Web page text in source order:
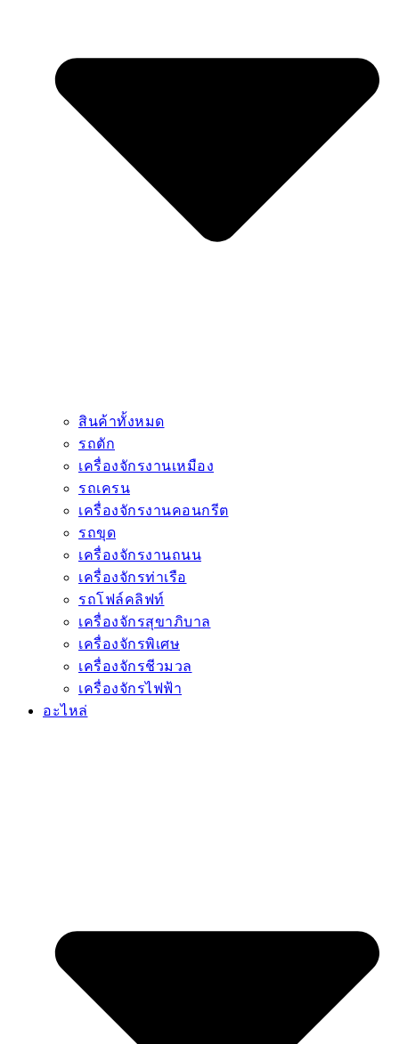
สินค้าทั้งหมด
รถตัก
เครื่องจักรงานเหมือง
รถเครน
เครื่องจักรงานคอนกรีต
รถขุด
เครื่องจักรงานถนน
เครื่องจักรท่าเรือ
รถโฟล์คลิฟท์
เครื่องจักรสุขาภิบาล
เครื่องจักรพิเศษ
เครื่องจักรชีวมวล
เครื่องจักรไฟฟ้า
อะไหล่